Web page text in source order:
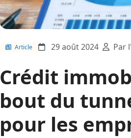
Article 29 août 2024 Par
Crédit
bout du
pour les